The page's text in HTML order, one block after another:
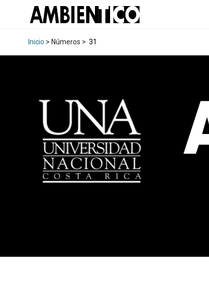
Inicio > Números > 31